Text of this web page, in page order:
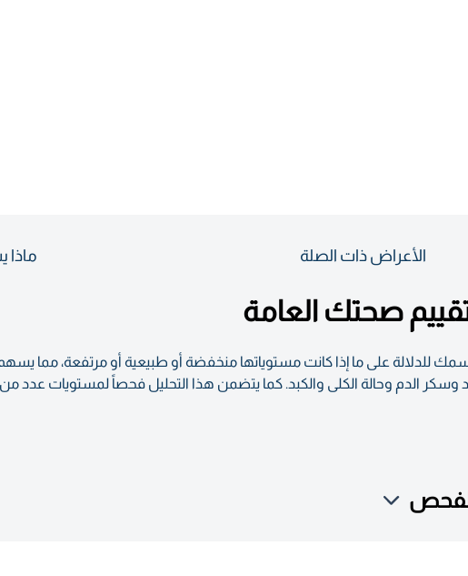
الأعراض ذات الصلة
حيويًا أساسيًا في جسمك للدلالة على ما إذا كانت مستوياتها منخفضة أو طبيعية أو مرتفعة،
الدم وحالة الكلى والكبد. كما يتضمن هذا التحليل فحصاً لمستويات عدد من